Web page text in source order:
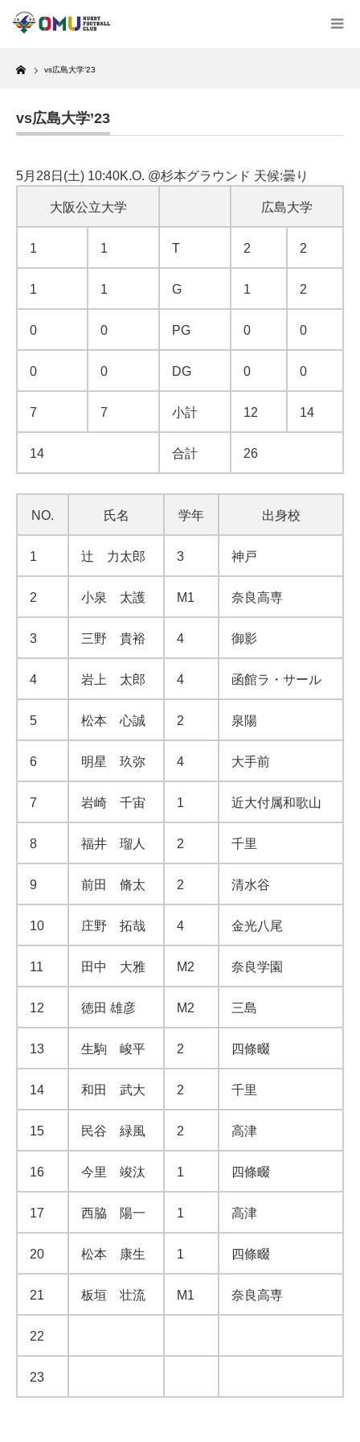
Home
vs広島大学’23
vs広島大学’23
5月28日(土) 10:40K.O. @杉本グラウンド 天候:曇り
大阪公立大学 広島大学
1 1 T 2 2
1 1 G 1 2
0 0 PG 0 0
0 0 DG 0 0
7 7 小計 12 14
14 合計 26
NO. 氏名 学年 出身校
1 辻 力太郎 3 神戸
2 小泉 太護 M1 奈良高専
3 三野 貴裕 4 御影
4 岩上 太郎 4 函館ラ・サール
5 松本 心誠 2 泉陽
6 明星 玖弥 4 大手前
7 岩崎 千宙 1 近大付属和歌山
8 福井 瑠人 2 千里
9 前田 脩太 2 清水谷
10 庄野 拓哉 4 金光八尾
11 田中 大雅 M2 奈良学園
12 徳田 雄彦 M2 三島
13 生駒 峻平 2 四條畷
14 和田 武大 2 千里
15 民谷 緑風 2 高津
16 今里 竣汰 1 四條畷
17 西脇 陽一 1 高津
20 松本 康生 1 四條畷
21 板垣 壮流 M1 奈良高専
22
23